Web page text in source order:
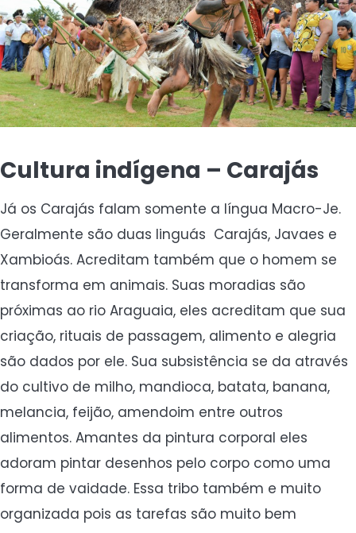
Cultura indígena – Carajás
Já os Carajás falam somente a língua Macro-Je.
Geralmente são duas linguás Carajás, Javaes e
Xambioás. Acreditam também que o homem se
transforma em animais. Suas moradias são
próximas ao rio Araguaia, eles acreditam que sua
criação, rituais de passagem, alimento e alegria
são dados por ele. Sua subsistência se da através
do cultivo de milho, mandioca, batata, banana,
melancia, feijão, amendoim entre outros
alimentos. Amantes da pintura corporal eles
adoram pintar desenhos pelo corpo como uma
forma de vaidade. Essa tribo também e muito
organizada pois as tarefas são muito bem